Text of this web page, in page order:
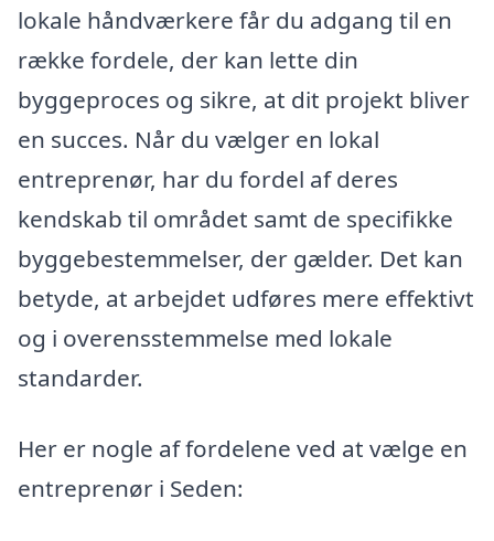
lokale håndværkere får du adgang til en
række fordele, der kan lette din
byggeproces og sikre, at dit projekt bliver
en succes. Når du vælger en lokal
entreprenør, har du fordel af deres
kendskab til området samt de specifikke
byggebestemmelser, der gælder. Det kan
betyde, at arbejdet udføres mere effektivt
og i overensstemmelse med lokale
standarder.
Her er nogle af fordelene ved at vælge en
entreprenør i Seden: